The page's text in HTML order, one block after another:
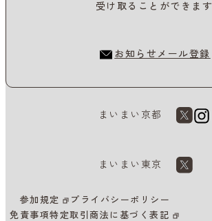
受け取ることができます
お知らせメール登録
まいまい京都
まいまい東京
参加規定
プライバシーポリシー
免責事項特定取引商法に基づく表記